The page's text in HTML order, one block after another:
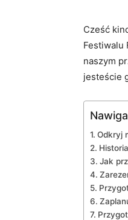
Cześć
Festiwalu
naszym
jesteście
Odkryj
Jak